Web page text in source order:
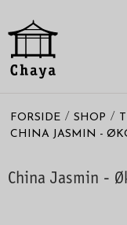
FORSIDE / SHOP /
CHINA JASMIN -
China Jasmin -